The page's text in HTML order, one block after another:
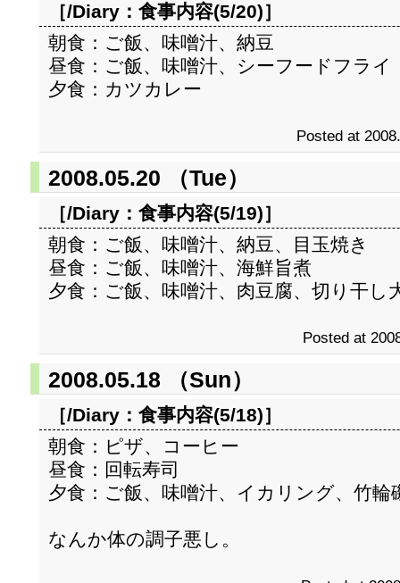
［/Diary： 食事内容(5/20)］
朝食：ご飯、味噌汁、納豆
昼食：ご飯、味噌汁、シーフードフライ
夕食：カツカレー
Posted at
2008.05.20 （Tue）
［/Diary： 食事内容(5/19)］
朝食：ご飯、味噌汁、納豆、目玉焼き
昼食：ご飯、味噌汁、海鮮旨煮
夕食：ご飯、味噌汁、肉豆腐、切り干し
Posted at
2008.05.18 （Sun）
［/Diary： 食事内容(5/18)］
朝食：ピザ、コーヒー
昼食：回転寿司
夕食：ご飯、味噌汁、イカリング、竹輪
なんか体の調子悪し。